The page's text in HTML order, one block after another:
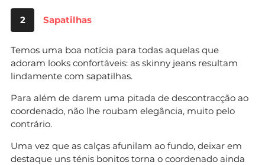
2 Sapatilhas
Temos uma boa notícia para todas aquelas que
adoram looks confortáveis: as skinny jeans resultam
lindamente com sapatilhas.
Para além de darem uma pitada de descontracção ao
coordenado, não lhe roubam elegância, muito pelo
contrário.
Uma vez que as calças afunilam ao fundo, deixar em
destaque uns ténis bonitos torna o coordenado ainda